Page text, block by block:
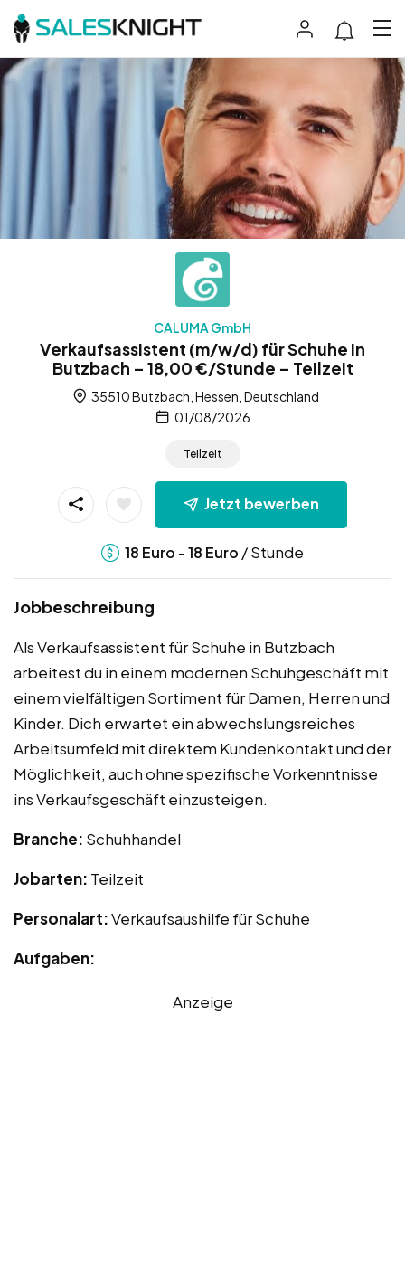
CALUMA GmbH
Verkaufsassistent (m/w/d) für Schuhe in
Butzbach – 18,00 €/Stunde – Teilzeit
35510 Butzbach, Hessen, Deutschland
01/08/2026
Teilzeit
Jetzt bewerben
18 Euro -18 Euro / Stunde
Jobbeschreibung
Als Verkaufsassistent für Schuhe in Butzbach
arbeitest du in einem modernen Schuhgeschäft mit
einem vielfältigen Sortiment für Damen, Herren und
Kinder. Dich erwartet ein abwechslungsreiches
Arbeitsumfeld mit direktem Kundenkontakt und der
Möglichkeit, auch ohne spezifische Vorkenntnisse
ins Verkaufsgeschäft einzusteigen.
Branche: Schuhhandel
Jobarten: Teilzeit
Personalart:Verkaufsaushilfe für Schuhe
Aufgaben:
Anzeige